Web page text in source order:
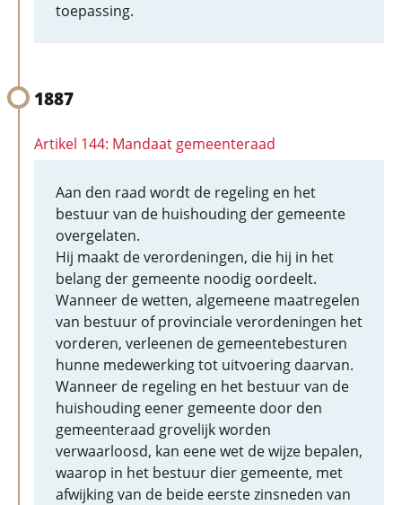
toepassing.
1887
Artikel 144: Mandaat gemeenteraad
Aan den raad wordt de regeling en het
bestuur van de huishouding der gemeente
overgelaten.
Hij maakt de verordeningen, die hij in het
belang der gemeente noodig oordeelt.
Wanneer de wetten, algemeene maatregelen
van bestuur of provinciale verordeningen het
vorderen, verleenen de gemeentebesturen
hunne medewerking tot uitvoering daarvan.
Wanneer de regeling en het bestuur van de
huishouding eener gemeente door den
gemeenteraad grovelijk worden
verwaarloosd, kan eene wet de wijze bepalen,
waarop in het bestuur dier gemeente, met
afwijking van de beide eerste zinsneden van